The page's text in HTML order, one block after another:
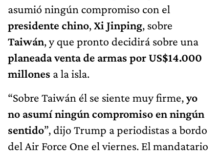
asumió ningún compromiso con el
presidente chino,Xi Jinping, sobre
Taiwán, y que pronto decidirá sobre una
planeada venta de armas por US$14.000
millones a la isla.
“Sobre Taiwán él se siente muy firme,yo
no asumí ningún compromiso en ningún
sentido”, dijo Trump a periodistas a bordo
del Air Force One el viernes. El mandatario